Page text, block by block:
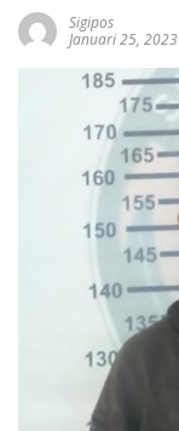
Sigipos
Januari 25, 2023